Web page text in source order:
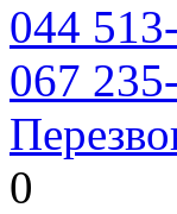
044
067
0